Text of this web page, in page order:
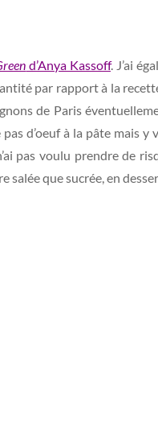
d’Anya Kassoff. J’ai
par rapport à la
de Paris
pas d’oeuf à la pâte mais
pas voulu prendre de
salée que sucrée, en